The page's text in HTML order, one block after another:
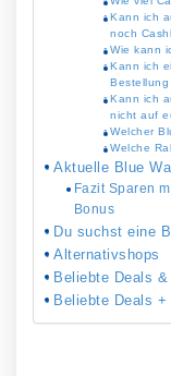
Kann ich
noch
Wie kann
Kann ich
Kann ich
nicht auf
Welcher
Welche
Aktuelle Blue
Fazit Sparen
Bonus
Du suchst eine
Alternativshops
Beliebte Deals
Beliebte Deals +